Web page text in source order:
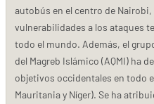
autobús en el centro de
vulnerabilidades a los ataques
todo el mundo. Además, el
del Magreb Islámico (AQMI) ha
objetivos occidentales en todo
Mauritania y Níger). Se ha